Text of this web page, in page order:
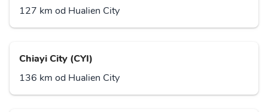
127 km od Hualien City
Chiayi City (CYI)
136 km od Hualien City